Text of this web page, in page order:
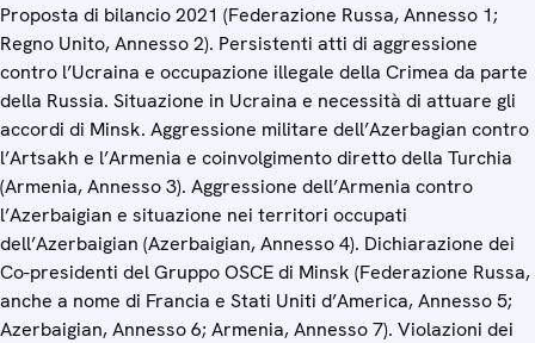
Proposta di bilancio 2021 (Federazione Russa, Annesso 1;
Regno Unito, Annesso 2). Persistenti atti di aggressione
contro l’Ucraina e occupazione illegale della Crimea da parte
della Russia. Situazione in Ucraina e necessità di attuare gli
accordi di Minsk. Aggressione militare dell’Azerbagian contro
l’Artsakh e l’Armenia e coinvolgimento diretto della Turchia
(Armenia, Annesso 3). Aggressione dell’Armenia contro
l’Azerbaigian e situazione nei territori occupati
dell’Azerbaigian (Azerbaigian, Annesso 4). Dichiarazione dei
Co-presidenti del Gruppo OSCE di Minsk (Federazione Russa,
anche a nome di Francia e Stati Uniti d’America, Annesso 5;
Azerbaigian, Annesso 6; Armenia, Annesso 7). Violazioni dei